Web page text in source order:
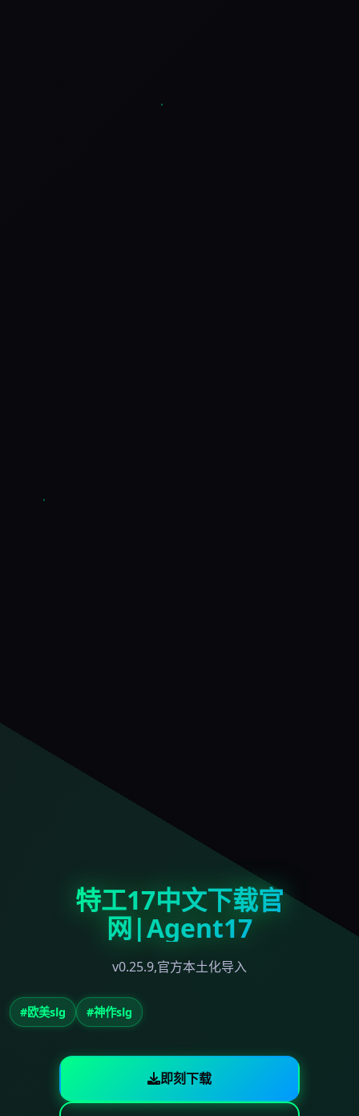
特工17中文下载官
网|Agent17
v0.25.9,官方本土化导入
#欧美slg #神作slg
即刻下载